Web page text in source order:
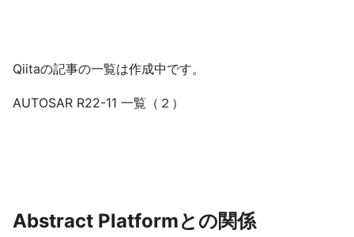
Qiitaの記事の一覧は作成中です。
AUTOSAR R22-11 一覧（２）
Abstract Platformとの関係